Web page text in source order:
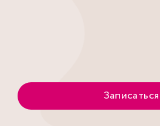
Записаться